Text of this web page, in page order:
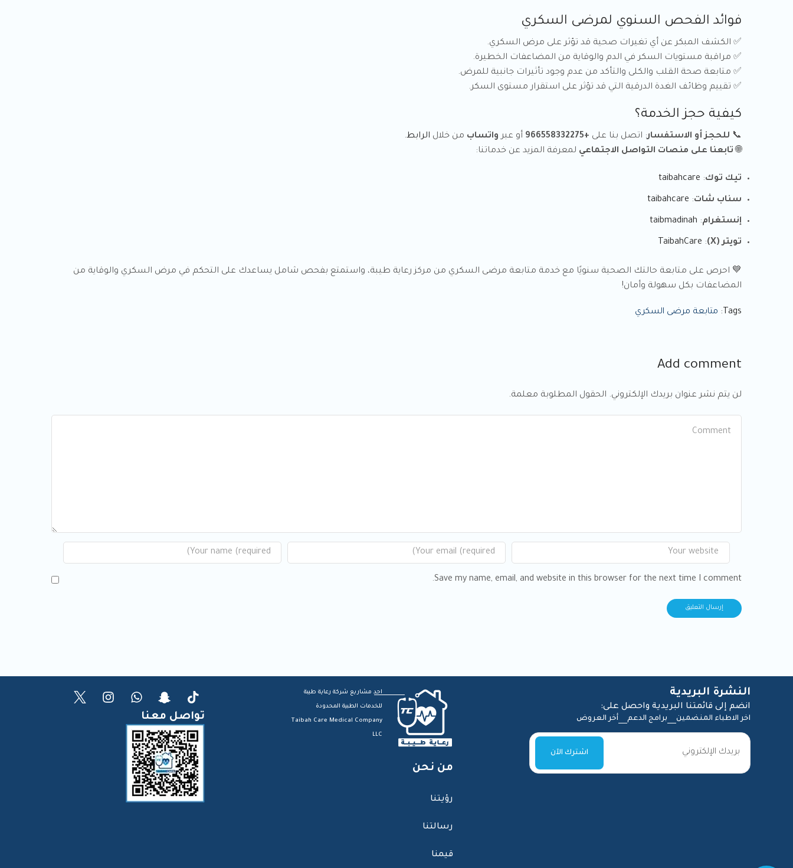
فوائد الفحص السنوي لمرضى السكري
✅ الكشف المبكر عن أي تغيرات صحية قد تؤثر على مرض السكري.
✅ مراقبة مستويات السكر في الدم والوقاية من المضاعفات الخطيرة.
✅ متابعة صحة القلب والكلى والتأكد من عدم وجود تأثيرات جانبية للمرض.
✅ تقييم وظائف الغدة الدرقية التي قد تؤثر على استقرار مستوى السكر.
كيفية حجز الخدمة؟
📞 للحجز أو الاستفسار: اتصل بنا على +966558332275 أو عبر واتساب من خلال الرابط.
🌐تابعنا على منصات التواصل الاجتماعي لمعرفة المزيد عن خدماتنا:
تيك توك:
taibahcare
سناب شات:
taibahcare
إنستغرام:
taibmadinah
تويتر (X) :
TaibahCare
💙 احرص على متابعة حالتك الصحية سنويًا مع خدمة متابعة مرضى السكري من مركز رعاية طيبة، واستمتع بفحص شامل يساعدك على التحكم في مرض السكري والوقاية من
المضاعفات بكل سهولة وأمان!
Tags: متابعة مرضى السكري
Add comment
لن يتم نشر عنوان بريدك الإلكتروني. الحقول المطلوبة معلمة.
Save my name, email, and website in this browser for the next time I comment.
النشرة البريدية
انضم إلى قائمتنا البريدية واحصل على:
اخر الاطباء المنضمين برامج الدعم أخر العروض
احد مشاريع شركة رعاية طيبة
للخدمات الطبية المحدودة
Taibah Care Medical Company
LLC
من نحن
رؤيتنا
رسالتنا
قيمنا
تواصل معنا